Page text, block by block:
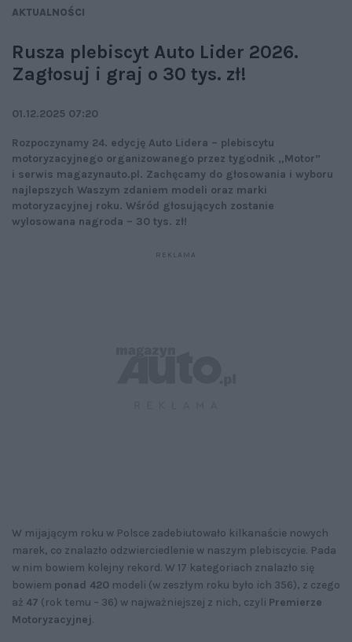
AKTUALNOŚCI
Rusza plebiscyt Auto Lider 2026.
Zagłosuj i graj o 30 tys. zł!
01.12.2025 07:20
Rozpoczynamy 24. edycję Auto Lidera – plebiscytu
motoryzacyjnego organizowanego przez tygodnik „Motor”
i serwis magazynauto.pl. Zachęcamy do głosowania i wyboru
najlepszych Waszym zdaniem modeli oraz marki
motoryzacyjnej roku. Wśród głosujących zostanie
wylosowana nagroda – 30 tys. zł!
W mijającym roku w Polsce zadebiutowało kilkanaście nowych
marek, co znalazło odzwierciedlenie w naszym plebiscycie. Pada
w nim bowiem kolejny rekord. W 17 kategoriach znalazło się
bowiem ponad 420 modeli (w zeszłym roku było ich 356), z czego
aż 47 (rok temu – 36) w najważniejszej z nich, czyli Premierze
Motoryzacyjnej.